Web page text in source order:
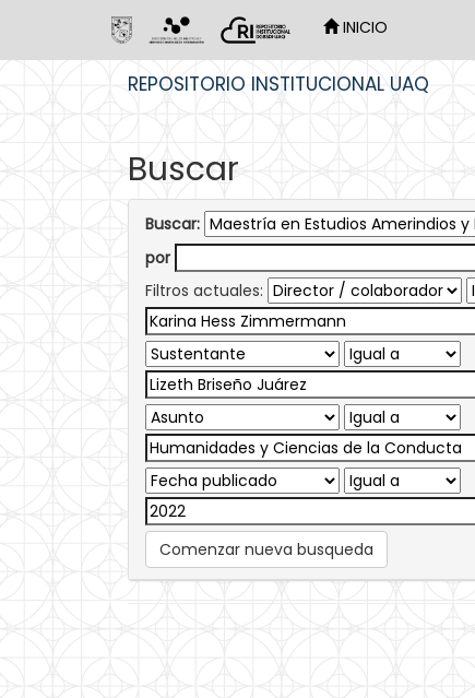
INICIO
REPOSITORIO INSTITUCIONAL UAQ
Buscar
Buscar:
por
Filtros actuales:
Comenzar nueva busqueda